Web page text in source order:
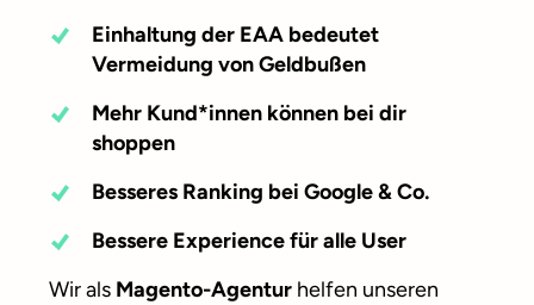
Einhaltung der EAA bedeutet
Vermeidung von Geldbußen
Mehr Kund*innen können bei dir
shoppen
Besseres Ranking bei Google & Co.
Bessere Experience für alle User
Wir als Magento-Agentur helfen unseren